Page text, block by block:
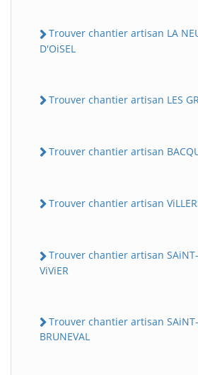
Trouver chantier artisan LA
D'OiSEL
Trouver chantier artisan LES
Trouver chantier artisan
Trouver chantier artisan
Trouver chantier artisan
ViViER
Trouver chantier artisan
BRUNEVAL